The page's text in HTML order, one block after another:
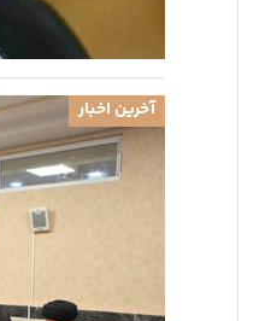
آخرین اخبار